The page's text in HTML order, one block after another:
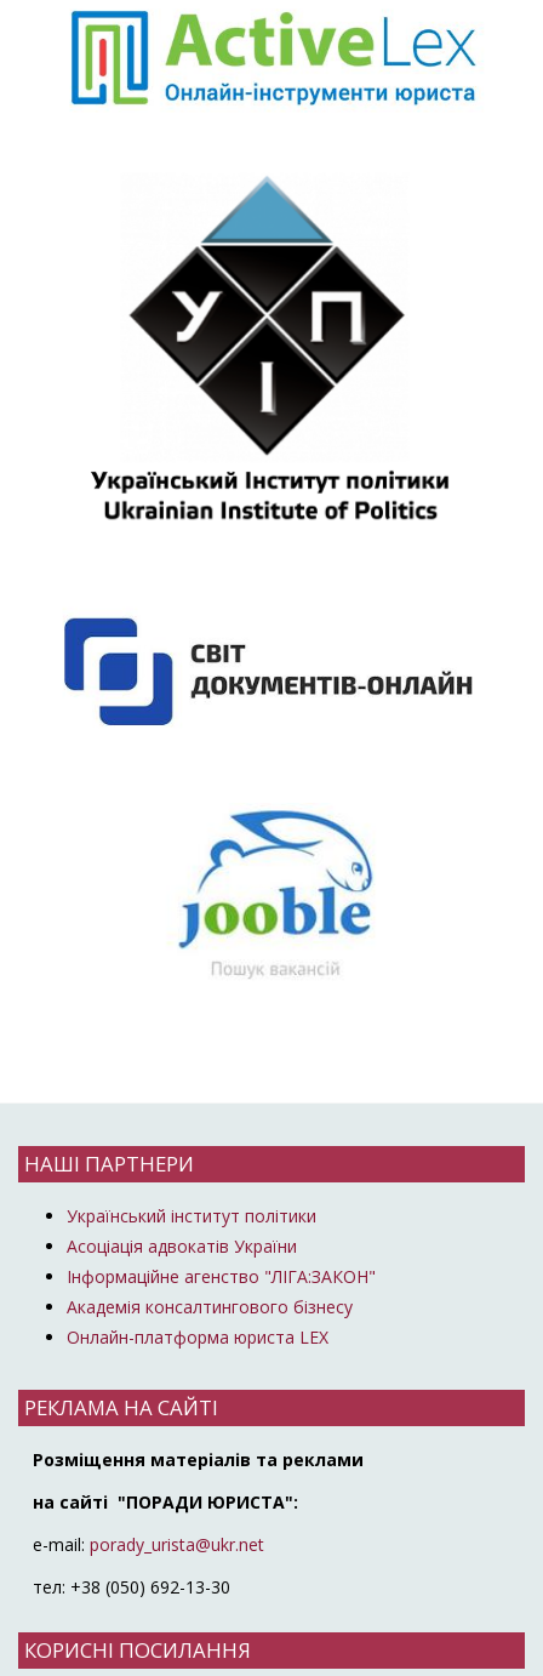
НАШІ ПАРТНЕРИ
Український інститут політики
Асоціація адвокатів України
Інформаційне агенство "ЛІГА:ЗАКОН"
Академія консалтингового бізнесу
Онлайн-платформа юриста LEX
РЕКЛАМА НА САЙТІ
Розміщення матеріалів та реклами
на сайті "ПОРАДИ ЮРИСТА":
e-mail: porady_urista@ukr.net
тел: +38 (050) 692-13-30
КОРИСНІ ПОСИЛАННЯ